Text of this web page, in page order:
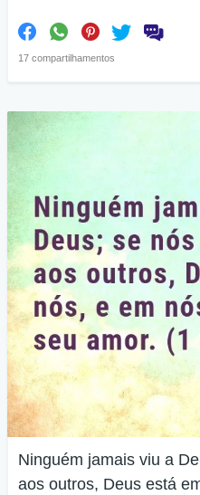
17 compartilhamentos
Ninguém jamais viu a
aos outros, Deus está